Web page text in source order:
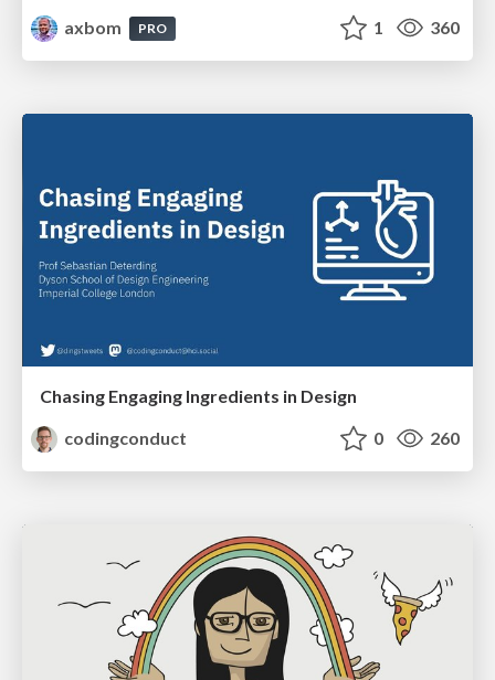
axbom
PRO 1 360
Chasing Engaging Ingredients in Design
codingconduct
0 260